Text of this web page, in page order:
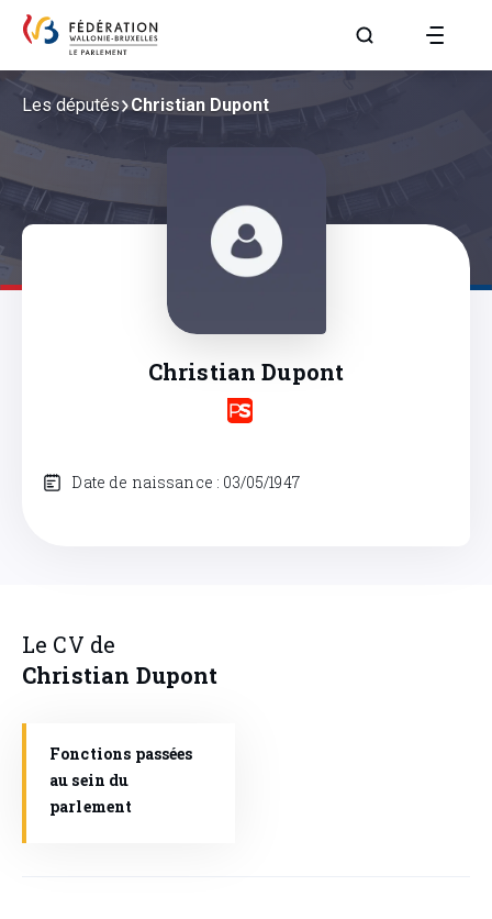
Aller à la page
Les députés Christian Dupont
Christian Dupont
Date de naissance : 03/05/1947
Le CV de
Christian Dupont
Fonctions passées
au sein du
parlement